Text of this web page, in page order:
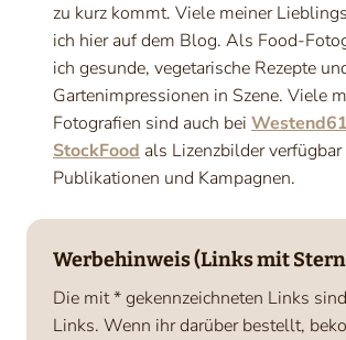
zu kurz kommt. Viele meiner
ich hier auf dem Blog. Als Food-
ich gesunde, vegetarische Rezepte
Gartenimpressionen in Szene. Viele
Fotografien sind auch bei Westend61
StockFood als Lizenzbilder
Publikationen und Kampagnen.
Werbehinweis (Links mit
Die mit * gekennzeichneten Links
Links. Wenn ihr darüber bestellt,